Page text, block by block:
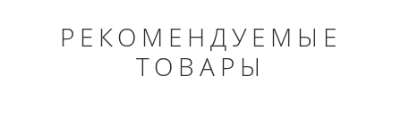
РЕКОМЕНДУЕМЫЕ
ТОВАРЫ